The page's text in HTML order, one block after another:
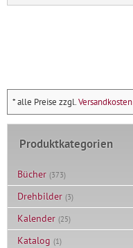
* alle Preise zzgl.Versandkosten
Produktkategorien
Bücher (373)
Drehbilder (3)
Kalender (25)
Katalog (1)